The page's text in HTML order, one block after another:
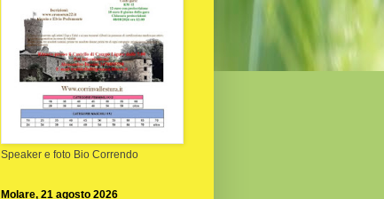
Speaker e foto Bio Correndo
Molare, 21 agosto 2026